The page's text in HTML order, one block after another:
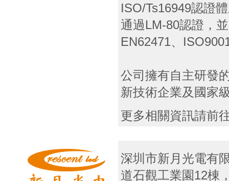
ISO/Ts16949認證
通過LM-80認證，
EN62471、
公司擁有自主研發
新技術企業及國家
更多相關資訊請前
深圳市新月光電有
道石觀工業園12棟